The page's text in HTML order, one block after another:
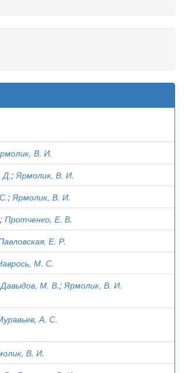
В. И.
Д.;Ярмолик, В. И.
;Ярмолик, В. И.
; Протченко, Е. В.
Е. Р.
М. С.
Давыдов, М. В.;Ярмолик, В. И.
А. С.
В. И.